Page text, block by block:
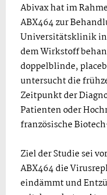
Abivax hat im
ABX464 zur
Universitätsklinik in
dem Wirkstoff
doppelblinde,
untersucht die
Zeitpunkt der
Patienten oder
französische
Ziel der Studie sei
ABX464 die
eindämmt und